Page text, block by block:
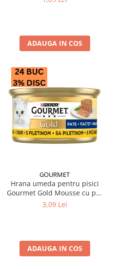
ADAUGA IN COS
GOURMET
Hrana umeda pentru pisici
Gourmet Gold Mousse cu pui
85 gr
3,09 Lei
ADAUGA IN COS